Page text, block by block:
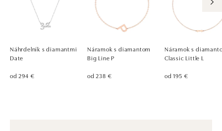
Náhrdelník s diamantmi
Date
od 294 €
Náramok s diamantom
Big Line P
od 238 €
Náramok s
Classic Little L
od 195 €